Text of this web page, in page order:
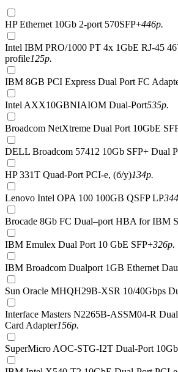
HP Ethernet 10Gb 2-port 570SFP+446р.
Intel IBM PRO/1000 PT 4x 1GbE RJ-45
profile125р.
IBM 8GB PCI Express Dual Port FC
Intel AXX10GBNIAIOM Dual-Port535р.
Broadcom NetXtreme Dual Port 10GbE
DELL Broadcom 57412 10Gb SFP+ Dual
HP 331T Quad-Port PCI-e, (б/у)134р.
Lenovo Intel OPA 100 100GB QSFP LP344
Brocade 8Gb FC Dual–port HBA for IBM
IBM Emulex Dual Port 10 GbE SFP+326р.
IBM Broadcom Dualport 1GB Ethernet
Sun Oracle MHQH29B-XSR 10/40Gbps
Interface Masters N2265B-ASSM04-R
Card Adapter156р.
SuperMicro AOC-STG-I2T Dual-Port